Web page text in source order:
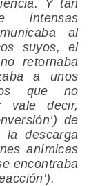
Y tan
intensas
al
suyos, el
retornaba
a unos
que no
vale decir,
de
descarga
anímicas
encontraba